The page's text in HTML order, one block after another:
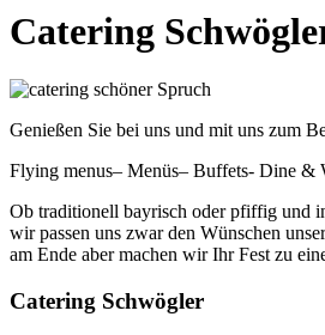
Catering
Genießen Sie bei uns und mit uns zum
Flying menus– Menüs– Buffets- Dine
Ob traditionell bayrisch oder pfiffig und
wir passen uns zwar den Wünschen
am Ende aber machen wir Ihr Fest zu
Catering Schwögler